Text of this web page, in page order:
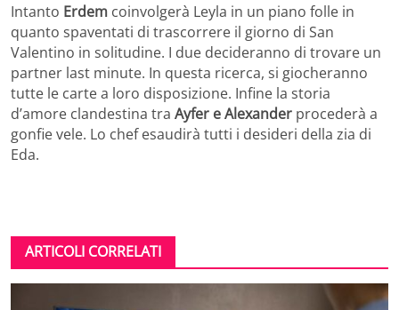
Intanto Erdem coinvolgerà Leyla in un piano folle in
quanto spaventati di trascorrere il giorno di San
Valentino in solitudine. I due decideranno di trovare un
partner last minute. In questa ricerca, si giocheranno
tutte le carte a loro disposizione. Infine la storia
d’amore clandestina tra Ayfer e Alexander procederà a
gonfie vele. Lo chef esaudirà tutti i desideri della zia di
Eda.
ARTICOLI CORRELATI